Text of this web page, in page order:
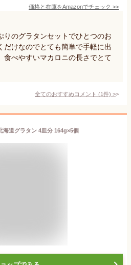
価格と在庫をAmazonでチェック >>
りのグラタンセットでひとつのお
だけなのでとても簡単で手軽に出
食べやすいマカロニの長さでとて
全てのおすすめコメント (1件) >
海道グラタン 4皿分 164g×5個